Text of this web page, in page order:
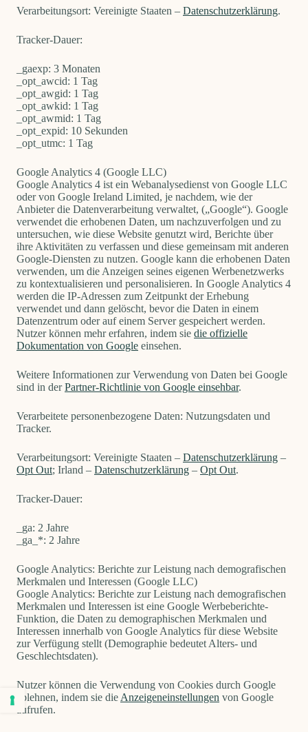
Verarbeitungsort: Vereinigte Staaten – Datenschutzerklärung.
Tracker-Dauer:
_gaexp: 3 Monaten
_opt_awcid: 1 Tag
_opt_awgid: 1 Tag
_opt_awkid: 1 Tag
_opt_awmid: 1 Tag
_opt_expid: 10 Sekunden
_opt_utmc: 1 Tag
Google Analytics 4 (Google LLC)
Google Analytics 4 ist ein Webanalysedienst von Google LLC
oder von Google Ireland Limited, je nachdem, wie der
Anbieter die Datenverarbeitung verwaltet, („Google“). Google
verwendet die erhobenen Daten, um nachzuverfolgen und zu
untersuchen, wie diese Website genutzt wird, Berichte über
ihre Aktivitäten zu verfassen und diese gemeinsam mit anderen
Google-Diensten zu nutzen. Google kann die erhobenen Daten
verwenden, um die Anzeigen seines eigenen Werbenetzwerks
zu kontextualisieren und personalisieren. In Google Analytics 4
werden die IP-Adressen zum Zeitpunkt der Erhebung
verwendet und dann gelöscht, bevor die Daten in einem
Datenzentrum oder auf einem Server gespeichert werden.
Nutzer können mehr erfahren, indem sie die offizielle
Dokumentation von Google einsehen.
Weitere Informationen zur Verwendung von Daten bei Google
sind in derPartner-Richtlinie von Google einsehbar.
Verarbeitete personenbezogene Daten: Nutzungsdaten und
Tracker.
Verarbeitungsort: Vereinigte Staaten – Datenschutzerklärung –
Opt Out; Irland – Datenschutzerklärung – Opt Out.
Tracker-Dauer:
_ga: 2 Jahre
_ga_*: 2 Jahre
Google Analytics: Berichte zur Leistung nach demografischen
Merkmalen und Interessen (Google LLC)
Google Analytics: Berichte zur Leistung nach demografischen
Merkmalen und Interessen ist eine Google Werbeberichte-
Funktion, die Daten zu demographischen Merkmalen und
Interessen innerhalb von Google Analytics für diese Website
zur Verfügung stellt (Demographie bedeutet Alters- und
Geschlechtsdaten).
Nutzer können die Verwendung von Cookies durch Google
ablehnen, indem sie die Anzeigeneinstellungen von Google
aufrufen.